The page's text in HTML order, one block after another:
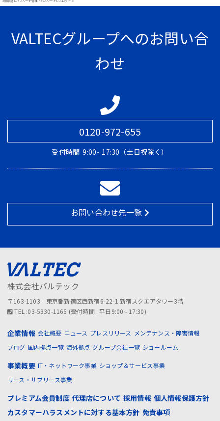
#顔認証 IDパスワード管理・パスワードレスログイン
VALTECグループへのお問い合
わせ
0120-972-655
受付時間 9:00∼17:30（土日祝除く）
お問い合わせ先一覧
株式会社バルテック
〒163-1103 東京都新宿区西新宿6-22-1 新宿スクエアタワー3階
TEL :03-5330-1165 (受付時間 : 平日9:00∼17:30)
企業情報 会社概要 ニュース プレスリリース
メンテナンス・障害情報
ブログ 国内拠点一覧 海外拠点 グループ会社一覧 ショールーム
事業概要 IT・ネットワーク事業 ショップ＆サービス事業
リース・サブリース事業
プレミアム会員制度 代理店について 採用情報 個人情報保護方針
カスタマーハラスメントに対する基本方針 免責事項